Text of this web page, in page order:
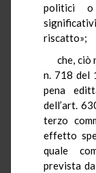
politici o
riscatto»;
che, ciò
n. 718 del
pena
dell’art.
terzo
effetto
quale
prevista